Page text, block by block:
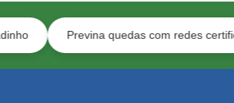
Previna quedas com redes certificadas